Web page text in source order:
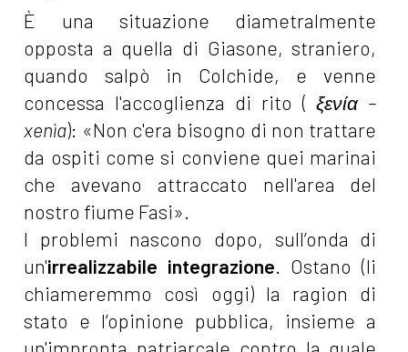
È una situazione diametralmente
opposta a quella di Giasone, straniero,
quando salpò in Colchide, e venne
concessa l'accoglienza di rito ( ξενία –
xenìa): «Non c'era bisogno di non trattare
da ospiti come si conviene quei marinai
che avevano attraccato nell'area del
nostro fiume Fasi».
I problemi nascono dopo, sull’onda di
un'irrealizzabile integrazione. Ostano (li
chiameremmo così oggi) la ragion di
stato e l’opinione pubblica, insieme a